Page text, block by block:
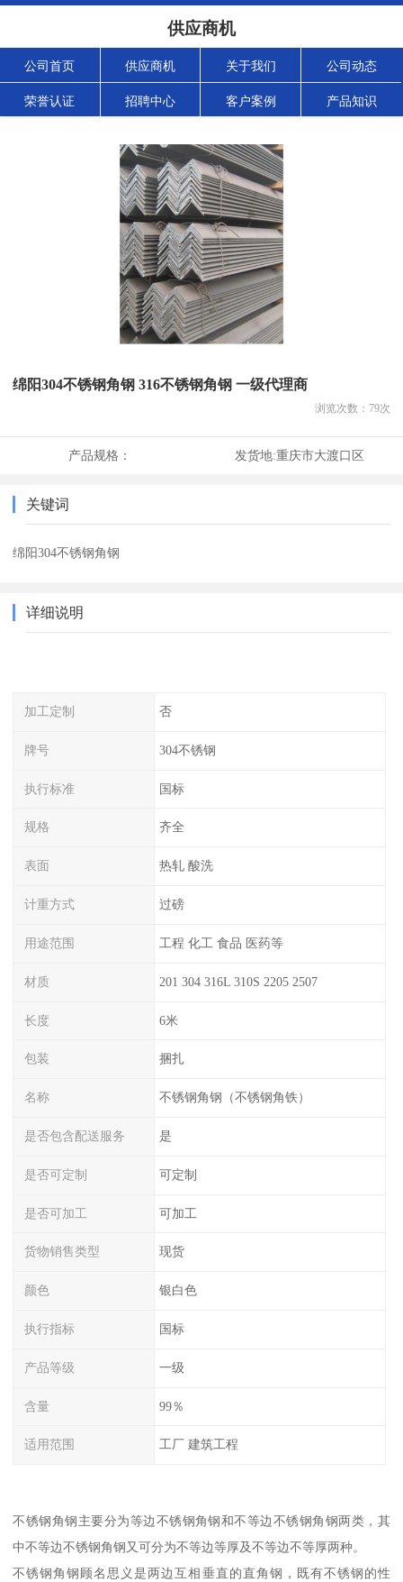
供应商机
公司首页 供应商机 关于我们 公司动态
荣誉认证 招聘中心 客户案例 产品知识
绵阳304不锈钢角钢 316不锈钢角钢 一级代理商
浏览次数： 79次
产品规格： 发货地:重庆市大渡口区
关键词
绵阳304不锈钢角钢
详细说明
加工定制 否
牌号 304不锈钢
执行标准 国标
规格 齐全
表面 热轧 酸洗
计重方式 过磅
用途范围 工程 化工 食品 医药等
材质 201 304 316L 310S 2205 2507
长度 6米
包装 捆扎
名称 不锈钢角钢（不锈钢角铁）
是否包含配送服务 是
是否可定制 可定制
是否可加工 可加工
货物销售类型 现货
颜色 银白色
执行指标 国标
产品等级 一级
含量 99％
适用范围 工厂 建筑工程
不锈钢角钢主要分为等边不锈钢角钢和不等边不锈钢角钢两类，其
中不等边不锈钢角钢又可分为不等边等厚及不等边不等厚两种。
不锈钢角钢顾名思义是两边互相垂直的直角钢，既有不锈钢的性